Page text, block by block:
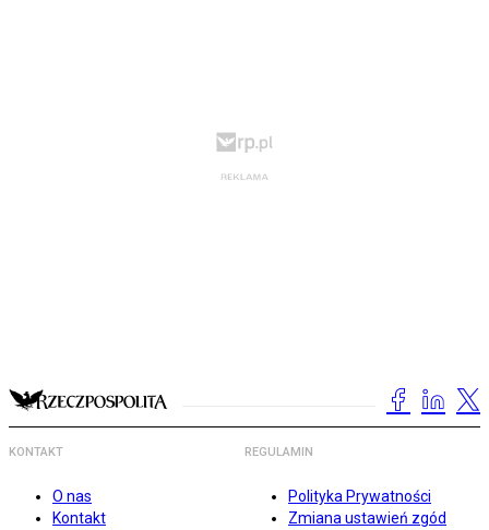
KONTAKT
O nas
Kontakt
REGULAMIN
Polityka Prywatności
Zmiana ustawień zgód